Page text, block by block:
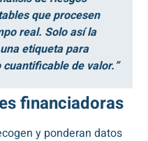
que procesen
real. Solo así la
etiqueta para
de valor.”
financiadoras
y ponderan datos